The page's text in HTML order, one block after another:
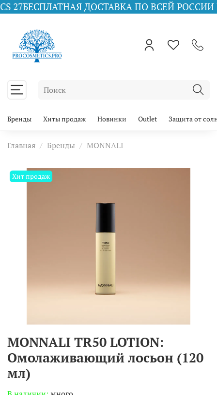
ДОСТАВКА ПО ВСЕЙ РОССИИ ПРИ
Бренды Хиты продаж Новинки Outlet Защита от
Главная Бренды MONNALI
Хит продаж
MONNALI TR50 LOTION:
Омолаживающий лосьон (120
мл)